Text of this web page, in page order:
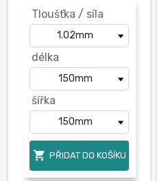
Tloušťka / síla
délka
šířka
 PŘIDAT DO KOŠÍKU